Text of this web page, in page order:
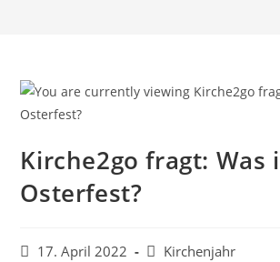
Kirche2go fragt: Was
Osterfest?
Beitrag
17. April 2022
Beitrags-
Kirchenjahr